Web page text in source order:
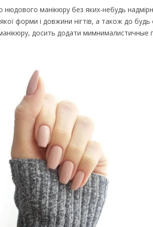
манікюру без яких-небудь
форми і довжини нігтів, а також до будь
досить додати мимнималистичные